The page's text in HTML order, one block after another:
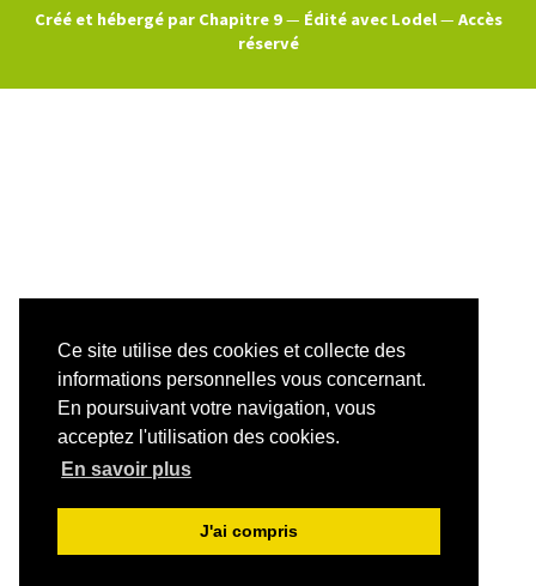
Ce site utilise des cookies et collecte des
informations personnelles vous concernant.
En poursuivant votre navigation, vous
acceptez l'utilisation des cookies.
En savoir plus
J'ai compris
Créé et hébergé par Chapitre 9— Édité avec Lodel— Accès
réservé